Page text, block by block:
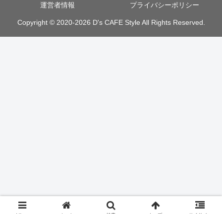
運営者情報
プライバシーポリシー
Copyright © 2020-2026 D's CAFE Style All Rights Reserved.